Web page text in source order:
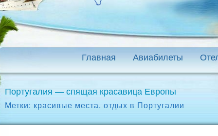
Главная Авиабилеты
Португалия — спящая красавица Европы
Метки: красивые места, отдых в Португалии